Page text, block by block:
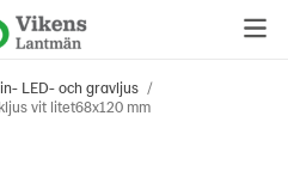
LED- och gravljus /
vit litet68x120 mm